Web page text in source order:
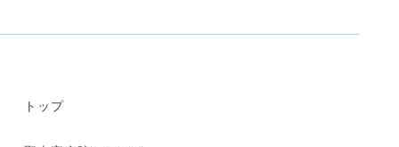
トップ